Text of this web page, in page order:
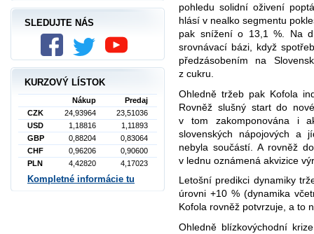
pohledu solidní oživení
hlásí v nealko segmentu
pak snížení o 13,1 %. Na
srovnávací bázi, když
předzásobením na
z cukru.
Ohledně tržeb pak Kofola
Rovněž slušný start do
v tom zakomponována i
slovenských nápojových a
nebyla součástí. A rovněž
v lednu oznámená akvizice
Letošní predikci dynamiky
úrovni +10 % (dynamika
Kofola rovněž potvrzuje, a to
Ohledně blízkovýchodní
SLEDUJTE NÁS
KURZOVÝ LÍSTOK
Nákup
Predaj
CZK
24,93964
23,51036
USD
1,18816
1,11893
GBP
0,88204
0,83064
CHF
0,96206
0,90600
PLN
4,42820 4,17023
Kompletné informácie tu